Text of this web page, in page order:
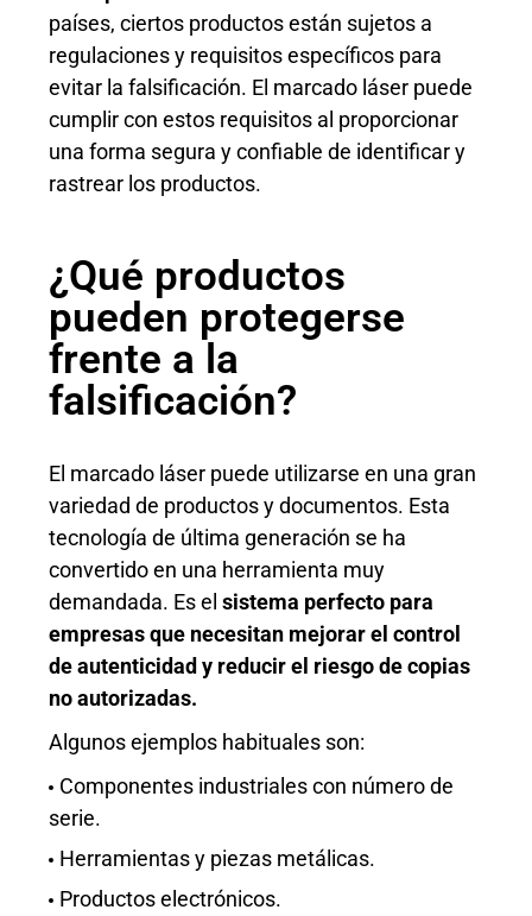
países, ciertos productos están sujetos a
regulaciones y requisitos específicos para
evitar la falsificación. El marcado láser puede
cumplir con estos requisitos al proporcionar
una forma segura y confiable de identificar y
rastrear los productos.
¿Qué productos
pueden protegerse
frente a la
falsificación?
El marcado láser puede utilizarse en una gran
variedad de productos y documentos. Esta
tecnología de última generación se ha
convertido en una herramienta muy
demandada. Es elsistema perfecto para
empresas que necesitan mejorar el control
de autenticidad y reducir el riesgo de copias
no autorizadas.
Algunos ejemplos habituales son:
Componentes industriales con número de
serie.
Herramientas y piezas metálicas.
Productos electrónicos.